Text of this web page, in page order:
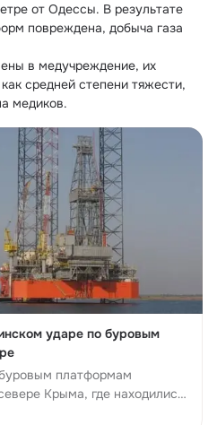
от Одессы. В результате
повреждена, добыча газа
в медучреждение, их
средней степени тяжести,
медиков.
ударе по буровым
платформам
Крыма, где находились